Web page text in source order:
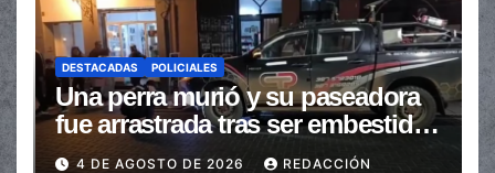
DESTACADAS POLICIALES
Una perra murió y su paseadora
fue arrastrada tras ser embestidas
en la senda peatonal
4 DE AGOSTO DE 2026 REDACCIÓN